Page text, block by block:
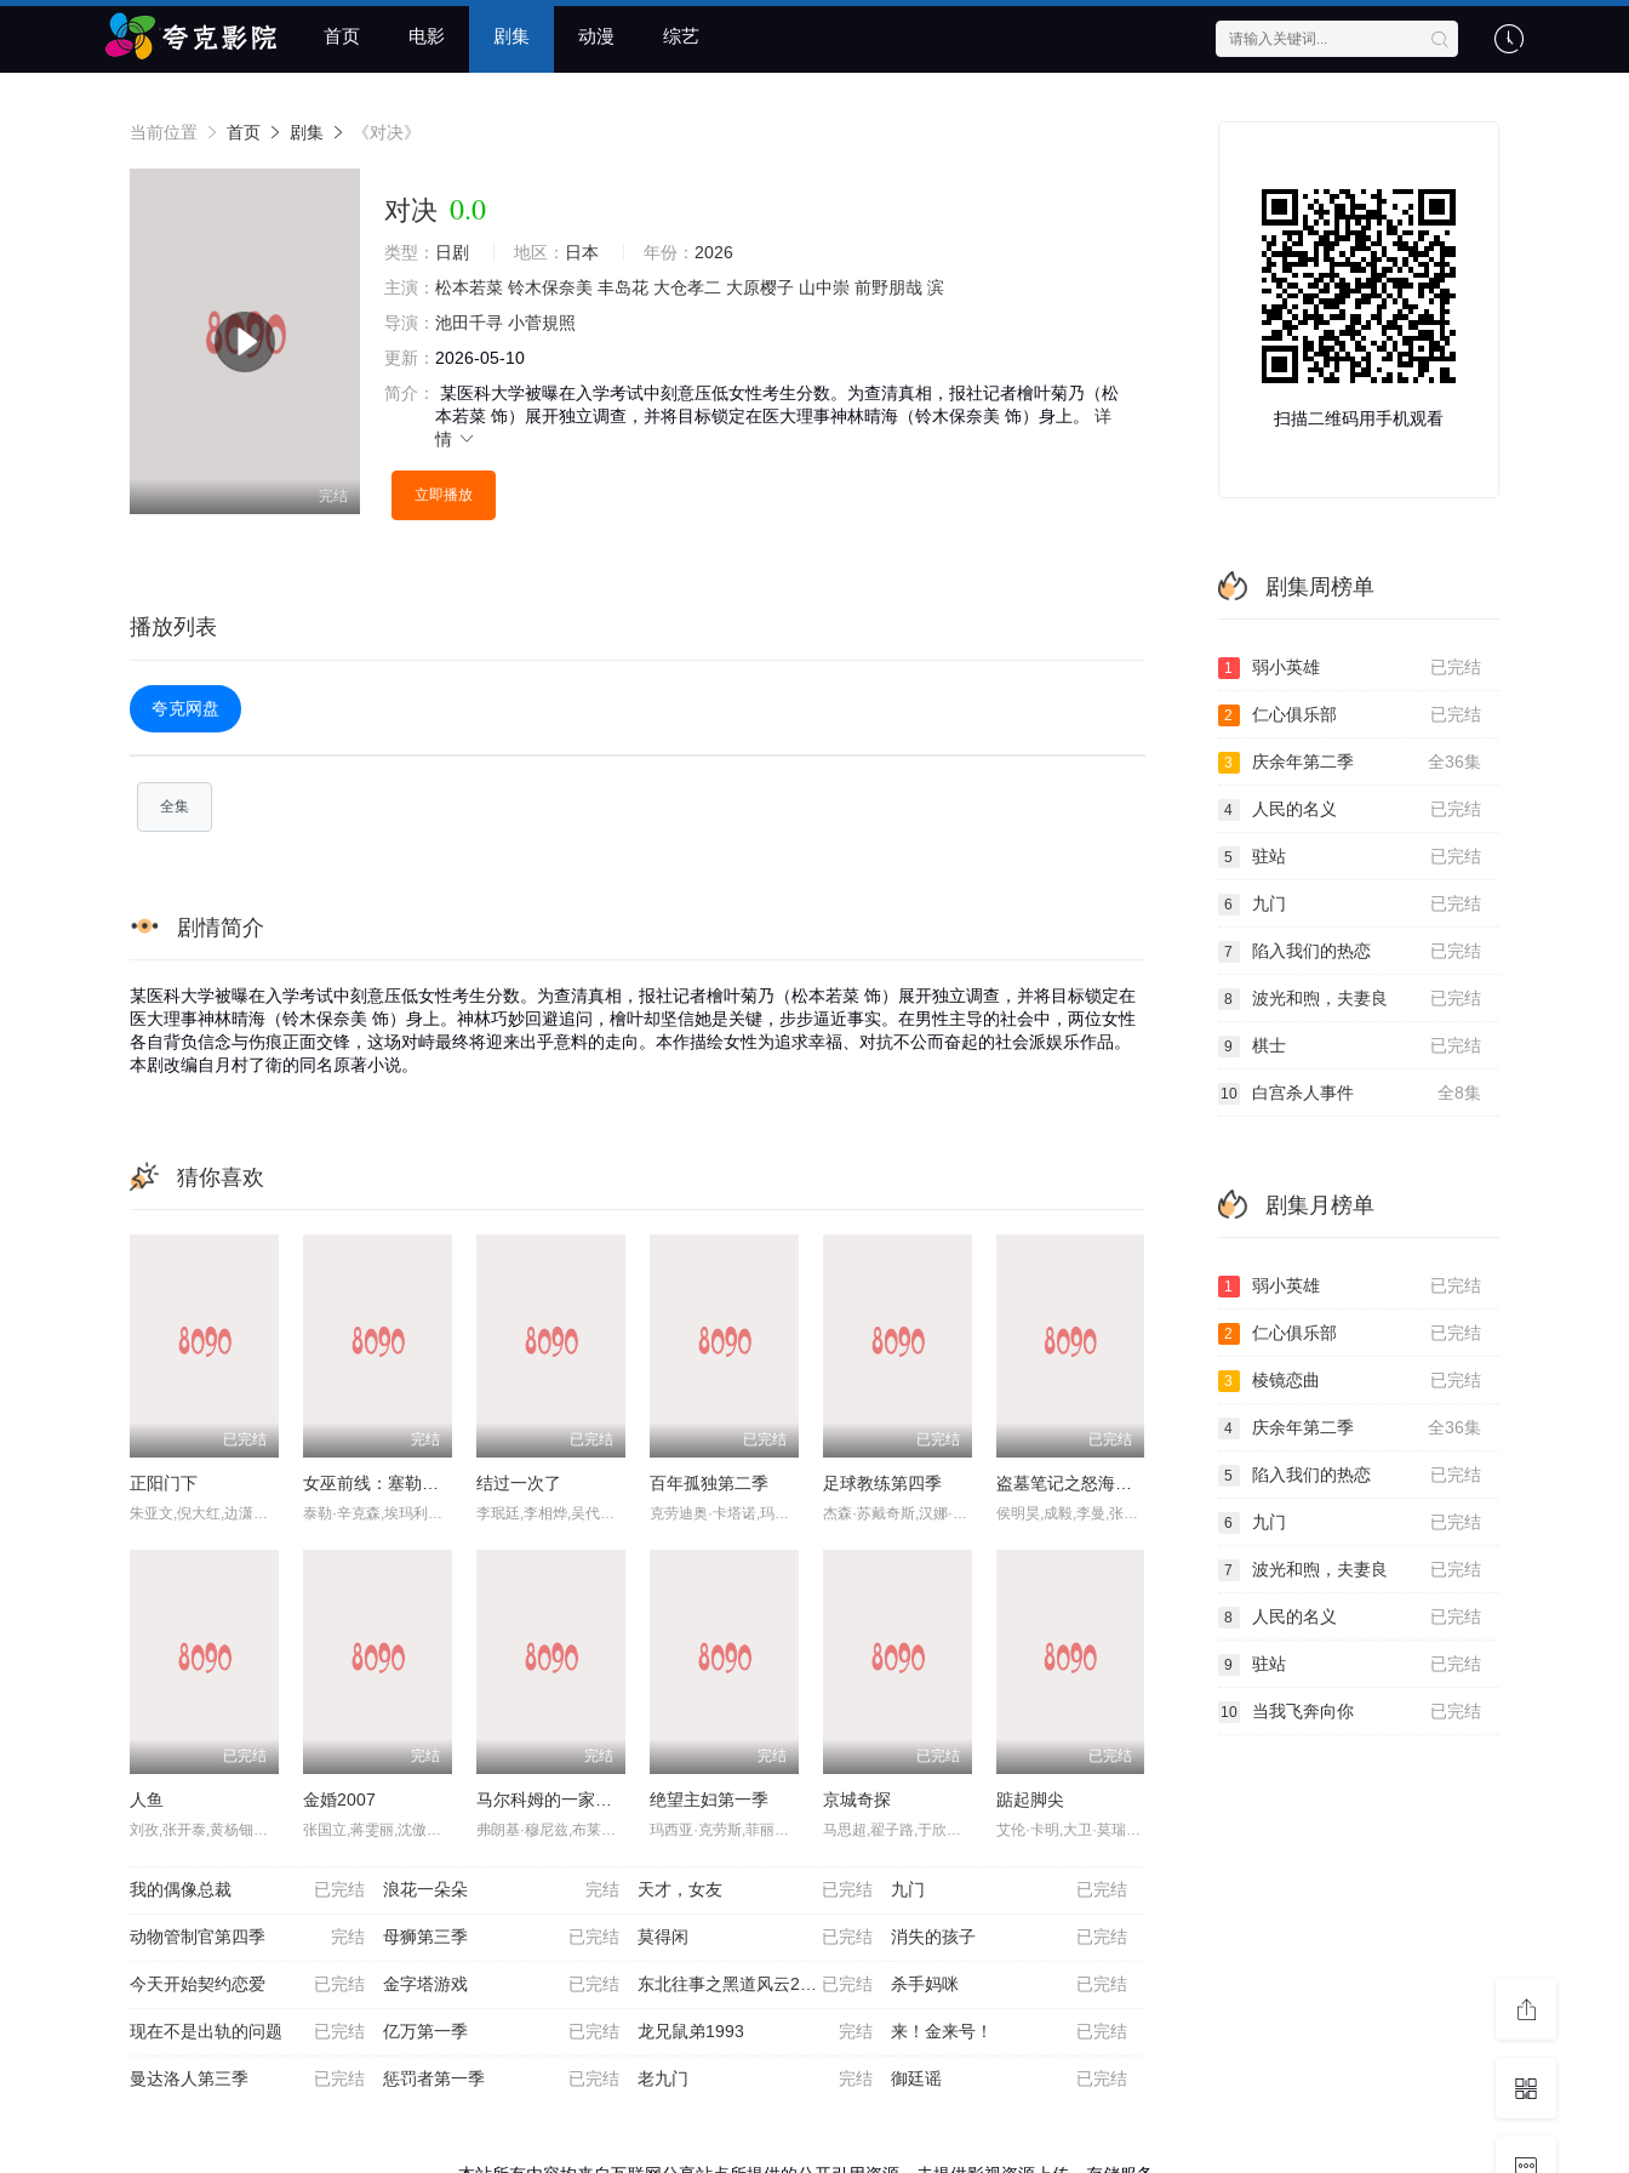
首页 电影 剧集 动漫 综艺
当前位置 首页 剧集 《对决》
完结
对决 0.0
类型： 日剧 地区： 日本 年份： 2026
主演： 松本若菜 铃木保奈美 丰岛花 大仓孝二 大原樱子 山中崇 前野朋哉 滨
导演： 池田千寻 小菅規照
更新： 2026-05-10
简介：
某医科大学被曝在入学考试中刻意压低女性考生分数。为查清真相，报社记者檜叶菊乃（松
本若菜 饰）展开独立调查，并将目标锁定在医大理事神林晴海（铃木保奈美 饰）身上。 详
情
立即播放
播放列表
夸克网盘
全集
剧情简介
某医科大学被曝在入学考试中刻意压低女性考生分数。为查清真相，报社记者檜叶菊乃（松本若菜 饰）展开独立调查，并将目标锁定在
医大理事神林晴海（铃木保奈美 饰）身上。神林巧妙回避追问，檜叶却坚信她是关键，步步逼近事实。在男性主导的社会中，两位女性
各自背负信念与伤痕正面交锋，这场对峙最终将迎来出乎意料的走向。本作描绘女性为追求幸福、对抗不公而奋起的社会派娱乐作品。
本剧改编自月村了衛的同名原著小说。
猜你喜欢
已完结
正阳门下
朱亚文,倪大红,边潇潇,李光复,杨立新,李建华,朱铁,迟嘉,李野萍,哈斯高娃,陈思斯,尹馨梓,张晶晶,张莉,范琳琳,谭维亚
完结
女巫前线：塞勒姆要塞第三季
泰勒·辛克森,埃玛利亚·霍尔姆,德米特里亚·麦金尼,杰西卡·萨顿,阿什利·妮可·威廉姆斯,琳·勒内
已完结
结过一次了
李珉廷,李相烨,吴代焕,吴允儿,李初熙
已完结
百年孤独第二季
克劳迪奥·卡塔诺,玛莉达·索托,罗兰·索菲亚,阿基玛,维尼亚·马查多,赫苏斯-雷耶斯,戴里斯·范·格里肯,Rubén,Alberto,Prado,Restrepo,Rashed,Estefenn,安立奎·波维达,路易斯·费尔南多·吉尔,安吉拉·杜阿尔特,Cecilia,Ramírez,Leonardo,Aldana,De,Hoyos,Johanna,Angulo
已完结
足球教练第四季
杰森·苏戴奇斯,汉娜·沃丁厄姆,朱诺·坦普尔,布雷特·戈德斯坦,杰里米·斯威夫特,布兰登·亨特,塔尼娅·雷诺兹,裘德·马克,费伊·马赛,雷克斯·海耶斯,艾斯林·沙基,艾比·赫恩,格兰特·菲利,索菲·西蒙特,克莱尔·阿什顿,米歇尔·戴维森,尼尔·多德森-哈托
已完结
盗墓笔记之怒海潜沙 秦岭神树
侯明昊,成毅,李曼,张博宇
已完结
人鱼
完结
金婚2007
完结
弗朗基·穆尼兹,布莱恩·克兰斯顿,简·卡兹玛拉克,卡勒布·埃尔斯沃斯·克拉克,克雷格·拉马尔·特雷勒,托德·吉贝哈恩,克里斯托弗·马斯特森,贾斯汀·贝菲尔德,德鲁·鲍威尔,艾米·科利加多,米根·费伊,琪亚娜·玛黛拉,Sari,Mercer,约翰·马歇尔·琼斯,Anthony,Timpano,沃恩·穆雷,杰特·克莱恩,埃里克·高,基利·卡斯滕,Neil,Charlesworth
完结
绝望主妇第一季
玛西亚·克劳斯,菲丽西提·霍夫曼,伊娃·朗格利亚,马克·摩斯,詹姆斯·丹顿,布兰达·斯特朗,特丽·哈彻,尼科莱特·谢里丹
已完结
京城奇探
已完结
踮起脚尖
艾伦·卡明,大卫·莫瑞瑟,伊丽莎白·贝林顿,保罗·瑞斯,泼奇·奎尼尔,卢扬达·乌纳提·刘易斯·尼亚沃,查理·孔杜,丹尼斯·韦尔奇,Stephen,Bailey,Clarisse,Félix,Isaac,Turner,Gabriel,Clark,Iz,Hesketh,Sharlene,Dwyer,Rory,Gallagher,多米尼克·霍尔姆斯,Jackson,Connor,Tyler,Dobbs,Jake,Waring,Josep
已完结
我的偶像总裁 完结
浪花一朵朵 已完结
天才，女友 已完结
九门
完结
动物管制官第四季 已完结
母狮第三季 已完结
莫得闲 已完结
消失的孩子
已完结
今天开始契约恋爱 已完结
金字塔游戏 已完结
东北往事之黑道风云20年 已完结
杀手妈咪
已完结
现在不是出轨的问题 已完结
亿万第一季 完结
龙兄鼠弟1993 已完结
来！金来号！
已完结
曼达洛人第三季 已完结
惩罚者第一季 完结
老九门 已完结
御廷谣
扫描二维码用手机观看
剧集周榜单
已完结
1 弱小英雄
已完结
2 仁心俱乐部
全36集
3 庆余年第二季
已完结
4 人民的名义
已完结
5 驻站
已完结
6 九门
已完结
7 陷入我们的热恋
已完结
8 波光和煦，夫妻良
已完结
9 棋士
全8集
10 白宫杀人事件
剧集月榜单
已完结
1 弱小英雄
已完结
2 仁心俱乐部
已完结
3 棱镜恋曲
全36集
4 庆余年第二季
已完结
5 陷入我们的热恋
已完结
6 九门
已完结
7 波光和煦，夫妻良
已完结
8 人民的名义
已完结
9 驻站
已完结
10 当我飞奔向你